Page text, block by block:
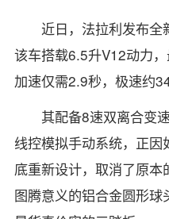
近日，法拉利发布全
该车搭载6.5升V12动力
加速仅需2.9秒，极速约
其配备8速双离合变
线控模拟手动系统，正
底重新设计，取消了原
图腾意义的铝合金圆形